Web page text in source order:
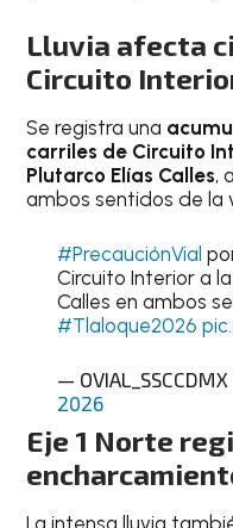
Lluvia afecta
Circuito
Se registra una
carriles de Circuito
Plutarco Elías Calles,
ambos sentidos de la
#PrecauciónVial
Circuito Interior a
Calles en ambos
#Tlaloque2026
—
2026
Eje 1 Norte